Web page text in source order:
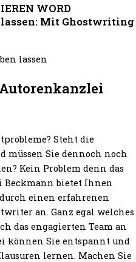
WORD
Mit Ghostwriting
Steht die
müssen Sie dennoch noch
Kein Problem denn das
bietet Ihnen
einen erfahrenen
an. Ganz egal welches
das engagierten Team an
können Sie entspannt und
lernen. Machen Sie